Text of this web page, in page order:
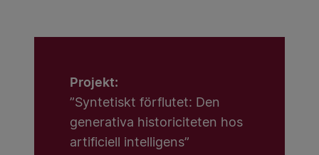
Projekt:
”Syntetiskt förflutet: Den
generativa historiciteten hos
artificiell intelligens”